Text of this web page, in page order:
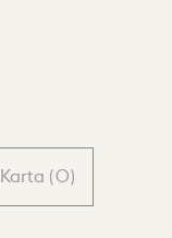
Karta (0)